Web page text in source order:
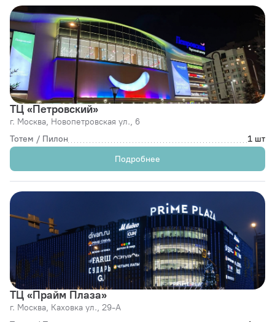
ТЦ «Петровский»
г. Москва, Новопетровская ул., 6
Тотем / Пилон
1 шт
Подробнее
ТЦ «Прайм Плаза»
г. Москва, Каховка ул., 29-А